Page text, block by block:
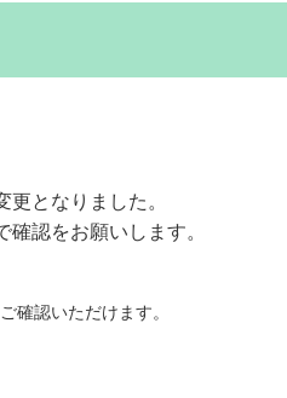
となりました。
認をお願いします。
確認いただけます。